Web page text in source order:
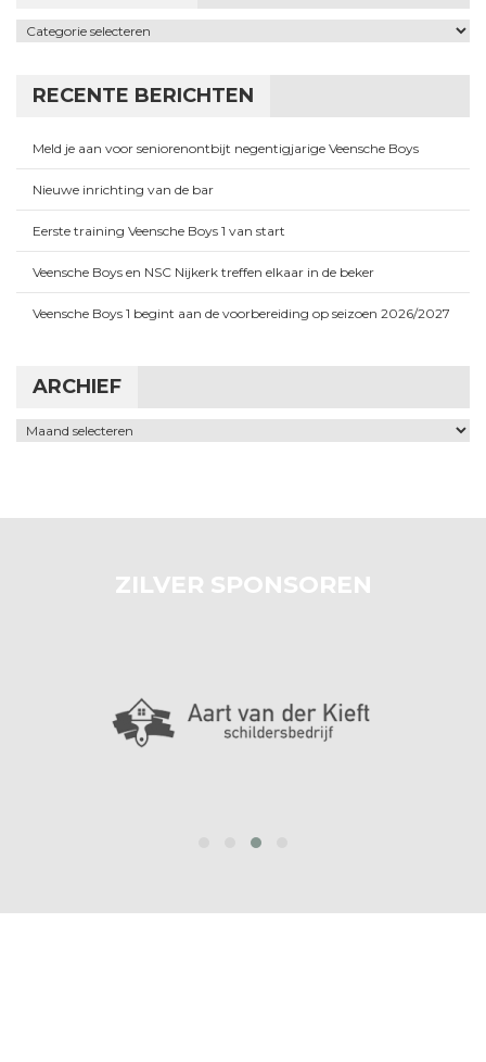
Categorieën
RECENTE BERICHTEN
Meld je aan voor seniorenontbijt negentigjarige Veensche Boys
Nieuwe inrichting van de bar
Eerste training Veensche Boys 1 van start
Veensche Boys en NSC Nijkerk treffen elkaar in de beker
Veensche Boys 1 begint aan de voorbereiding op seizoen 2026/2027
ARCHIEF
Archief
ZILVER SPONSOREN
›